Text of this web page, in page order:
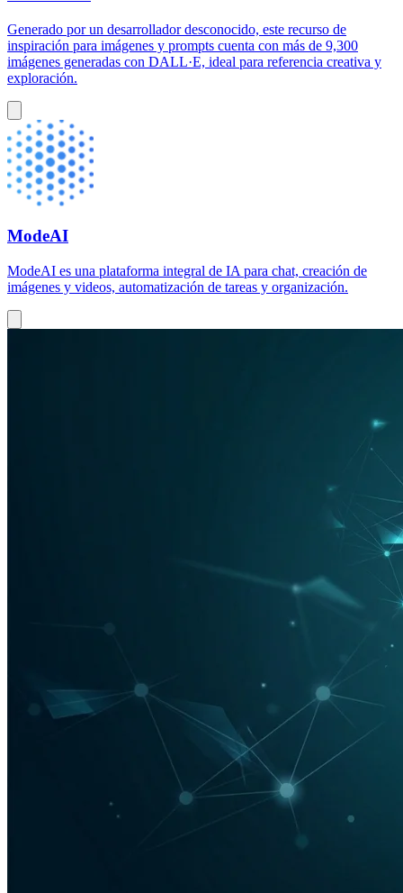
Generado por un desarrollador desconocido, este recurso de
inspiración para imágenes y prompts cuenta con más de 9,300
imágenes generadas con DALL·E, ideal para referencia creativa y
exploración.
ModeAI
ModeAI es una plataforma integral de IA para chat, creación de
imágenes y videos, automatización de tareas y organización.